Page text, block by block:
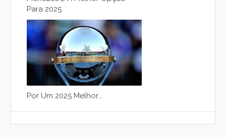
Para 2025
Por Um 2025 Melhor...